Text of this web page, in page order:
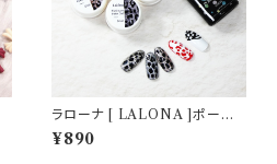
ラローナ [ LALONA ]ポーク
ジェル ( ベースジェル/カラージ
ェル ) ネイルアート/網目模様/
¥890